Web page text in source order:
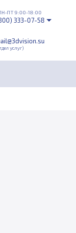
услуг)
ПТ 9:00-18:00
333-07-58